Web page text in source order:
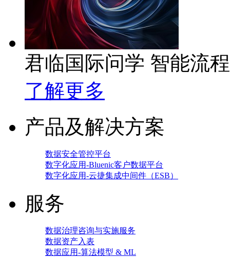
君临国际问学 智能流
了解更多
产品及解决方案
数据安全管控平台
数字化应用-Bluenic客户数据平台
数字化应用-云捷集成中间件（ESB）
服务
数据治理咨询与实施服务
数据资产入表
数据应用-算法模型 & ML